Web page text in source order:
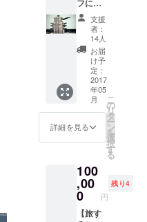
ンをご
用意さ
せてい
ただき
ます。
※写真は
一例で
す。
宮の
Acqua
にて
パー
ティー
を開催
いたし
ます。
フに料
理を教
えてほ
しい方
向け】
料理教
室セッ
ト ・完
成した
レシピ
ブック
・巻末
にお名
前を掲
選メ
ニュー
を料理
教室で
お教え
支援
者：
14人
お届
け予
定：
2017
年05
月
詳細を見る
こ
の
リ
タ
ー
ン
を
選
択
す
る
100
,00
0 円
残り4
【旅す